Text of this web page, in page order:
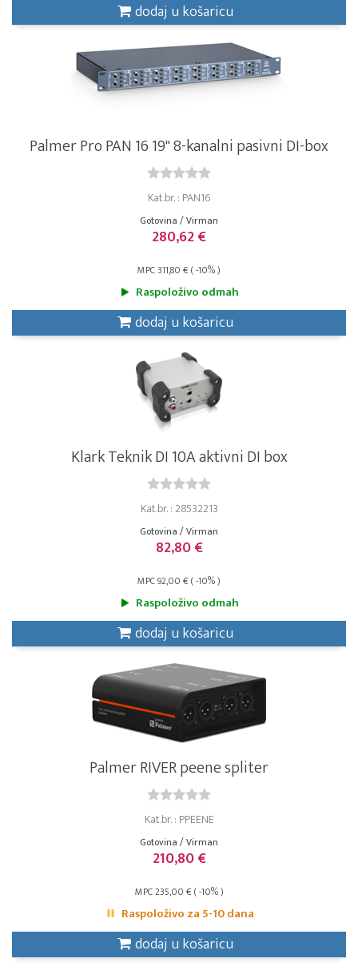
dodaj u košaricu
Palmer Pro PAN 16 19" 8-kanalni pasivni DI-box
Kat.br. : PAN16
Gotovina / Virman
280,62 €
MPC 311,80 € ( -10% )
Raspoloživo odmah
dodaj u košaricu
Klark Teknik DI 10A aktivni DI box
Kat.br. : 28532213
Gotovina / Virman
82,80 €
MPC 92,00 € ( -10% )
Raspoloživo odmah
dodaj u košaricu
Palmer RIVER peene spliter
Kat.br. : PPEENE
Gotovina / Virman
210,80 €
MPC 235,00 € ( -10% )
Raspoloživo za 5-10 dana
dodaj u košaricu